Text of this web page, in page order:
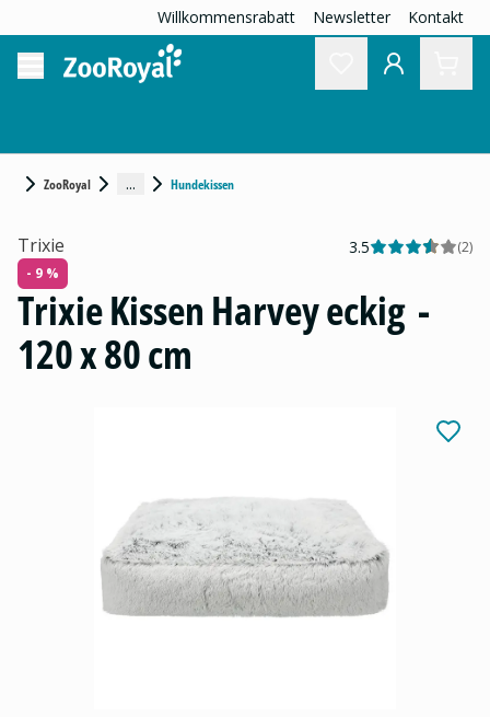
Willkommensrabatt Newsletter Kontakt
ZooRoyal ... Hundekissen
Trixie 3.5 (2)
- 9 %
Trixie Kissen Harvey eckig -
120 x 80 cm